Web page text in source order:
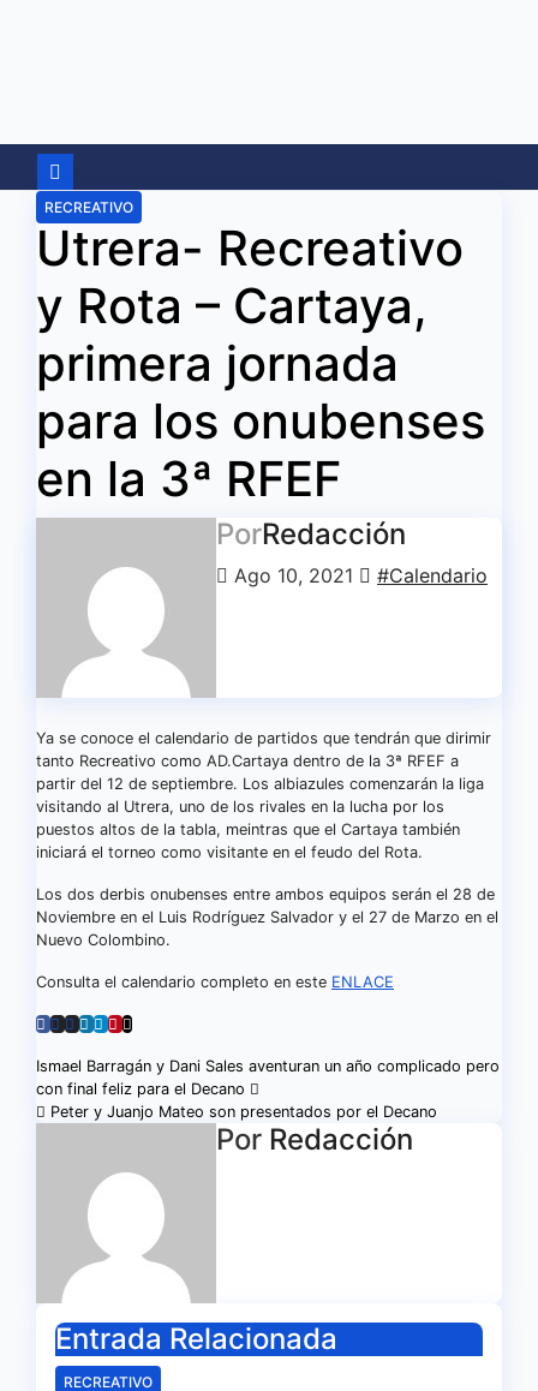
RECREATIVO
Utrera- Recreativo
y Rota – Cartaya,
primera jornada
para los onubenses
en la 3ª RFEF
PorRedacción
Ago 10, 2021 #Calendario
Ya se conoce el calendario de partidos que tendrán que dirimir
tanto Recreativo como AD.Cartaya dentro de la 3ª RFEF a
partir del 12 de septiembre. Los albiazules comenzarán la liga
visitando al Utrera, uno de los rivales en la lucha por los
puestos altos de la tabla, meintras que el Cartaya también
iniciará el torneo como visitante en el feudo del Rota.
Los dos derbis onubenses entre ambos equipos serán el 28 de
Noviembre en el Luis Rodríguez Salvador y el 27 de Marzo en el
Nuevo Colombino.
Consulta el calendario completo en este ENLACE
Navegación
de
entradas
Ismael Barragán y Dani Sales aventuran un año complicado pero
con final feliz para el Decano
Peter y Juanjo Mateo son presentados por el Decano
Por Redacción
Entrada Relacionada
RECREATIVO